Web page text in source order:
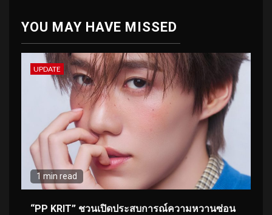
YOU MAY HAVE MISSED
UPDATE
1 min read
“PP KRIT” ชวนเปิดประสบการณ์ความหวานซ่อน